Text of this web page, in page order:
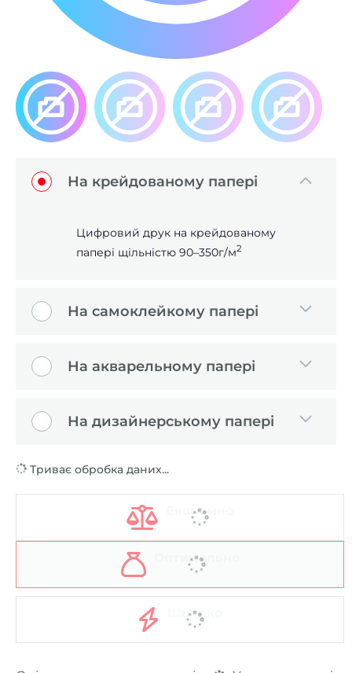
На крейдованому папері
Цифровий друк на крейдованому
папері щільністю 90–350г/м2
На самоклейкому папері
На акварельному папері
На дизайнерському папері
Триває обробка даних...
Економно
Оптимально
Швидко